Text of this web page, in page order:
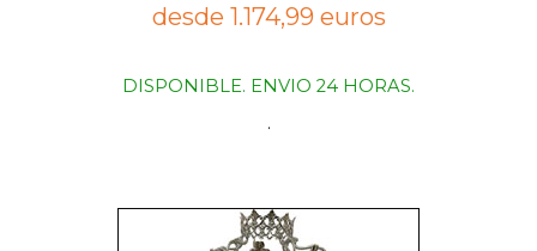
desde 1.174,99 euros
DISPONIBLE. ENVIO 24 HORAS.
.